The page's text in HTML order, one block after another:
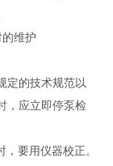
维护
定的技术规范以
，应立即停泵检
要用仪器校正。